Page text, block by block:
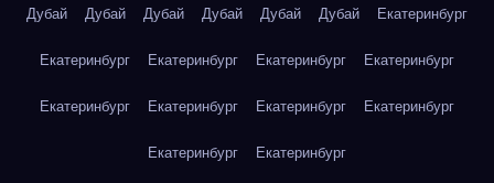
Дубай Дубай Дубай Дубай Дубай Дубай Екатеринбург
Екатеринбург Екатеринбург Екатеринбург Екатеринбург
Екатеринбург Екатеринбург Екатеринбург Екатеринбург
Екатеринбург Екатеринбург